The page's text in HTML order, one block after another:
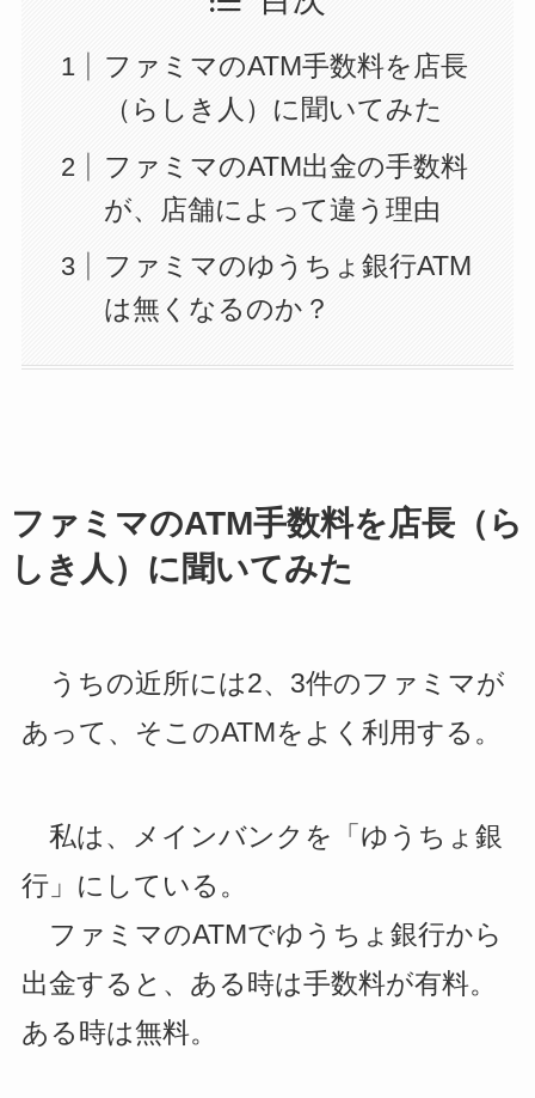
ファミマのATM手数料を店長
（らしき人）に聞いてみた
ファミマのATM出金の手数料
が、店舗によって違う理由
ファミマのゆうちょ銀行ATM
は無くなるのか？
ファミマのATM手数料を店長（ら
しき人）に聞いてみた
うちの近所には2、3件のファミマが
あって、そこのATMをよく利用する。
私は、メインバンクを「ゆうちょ銀
行」にしている。
ファミマのATMでゆうちょ銀行から
出金すると、ある時は手数料が有料。
ある時は無料。